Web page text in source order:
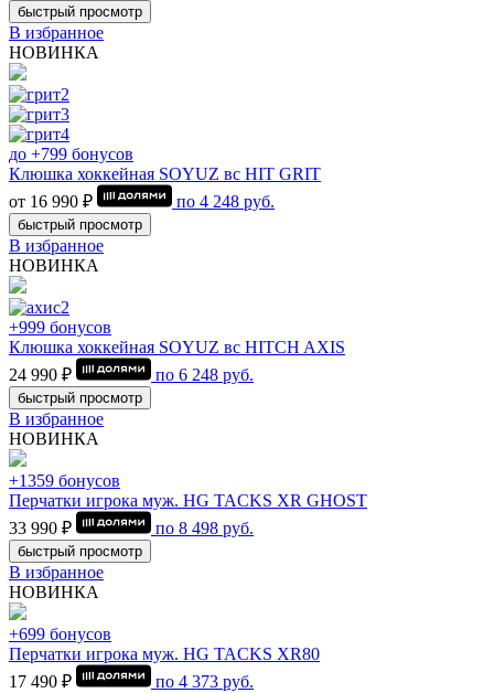
быстрый просмотр
В избранное
НОВИНКА
до +799 бонусов
Клюшка хоккейная SOYUZ вс HIT GRIT
от 16 990 ₽
по 4 248 руб.
быстрый просмотр
В избранное
НОВИНКА
+999 бонусов
Клюшка хоккейная SOYUZ вс HITCH AXIS
24 990 ₽
по 6 248 руб.
быстрый просмотр
В избранное
НОВИНКА
+1359 бонусов
Перчатки игрока муж. HG TACKS XR GHOST
33 990 ₽
по 8 498 руб.
быстрый просмотр
В избранное
НОВИНКА
+699 бонусов
Перчатки игрока муж. HG TACKS XR80
17 490 ₽
по 4 373 руб.